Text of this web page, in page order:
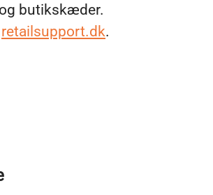
butikskæder.
retailsupport.dk.